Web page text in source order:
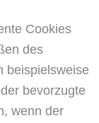
Cookies
des
beispielsweise
bevorzugte
wenn der